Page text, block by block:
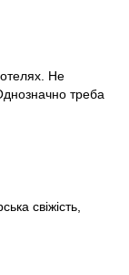
Не
треба
свіжість,